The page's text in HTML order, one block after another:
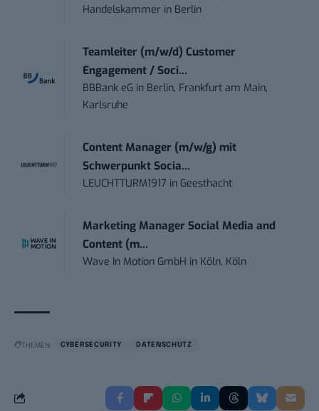
Handelskammer in Berlin
Teamleiter (m/w/d) Customer
Engagement / Soci...
BBBank eG in Berlin, Frankfurt am Main,
Karlsruhe
Content Manager (m/w/g) mit
Schwerpunkt Socia...
LEUCHTTURM1917 in Geesthacht
Marketing Manager Social Media and
Content (m...
Wave In Motion GmbH in Köln, Köln
THEMEN: CYBERSECURITY DATENSCHUTZ